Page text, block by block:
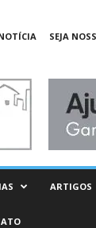
SEJA
ARTIGOS